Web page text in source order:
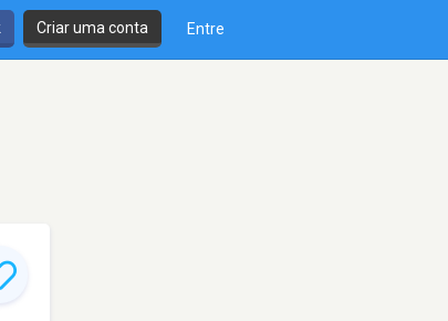
Criar uma conta Entre